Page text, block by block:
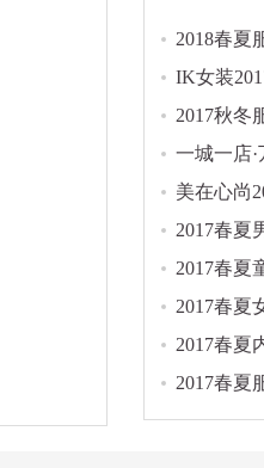
2018春夏
会大全
IK女装
实验
2017秋冬
会集锦
一城一店
店商”模
美在心尚
品订货会
2017春夏
会大全
2017春夏
货会大全
2017春夏
会大全
2017春夏
货会正在
2017春夏
会大全